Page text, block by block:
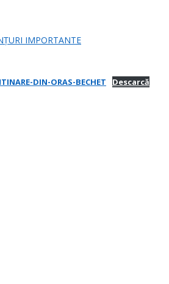
IMPORTANTE
DIN-ORAS-BECHET Descarcă